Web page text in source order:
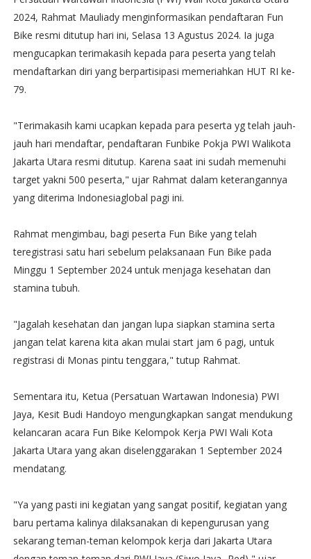
2024, Rahmat Mauliady menginformasikan pendaftaran Fun
Bike resmi ditutup hari ini, Selasa 13 Agustus 2024. Ia juga
mengucapkan terimakasih kepada para peserta yang telah
mendaftarkan diri yang berpartisipasi memeriahkan HUT RI ke-
79.
"Terimakasih kami ucapkan kepada para peserta yg telah jauh-
jauh hari mendaftar, pendaftaran Funbike Pokja PWI Walikota
Jakarta Utara resmi ditutup. Karena saat ini sudah memenuhi
target yakni 500 peserta," ujar Rahmat dalam keterangannya
yang diterima Indonesiaglobal pagi ini.
Rahmat mengimbau, bagi peserta Fun Bike yang telah
teregistrasi satu hari sebelum pelaksanaan Fun Bike pada
Minggu 1 September 2024 untuk menjaga kesehatan dan
stamina tubuh.
"Jagalah kesehatan dan jangan lupa siapkan stamina serta
jangan telat karena kita akan mulai start jam 6 pagi, untuk
registrasi di Monas pintu tenggara," tutup Rahmat.
Sementara itu, Ketua (Persatuan Wartawan Indonesia) PWI
Jaya, Kesit Budi Handoyo mengungkapkan sangat mendukung
kelancaran acara Fun Bike Kelompok Kerja PWI Wali Kota
Jakarta Utara yang akan diselenggarakan 1 September 2024
mendatang.
"Ya yang pasti ini kegiatan yang sangat positif, kegiatan yang
baru pertama kalinya dilaksanakan di kepengurusan yang
sekarang teman-teman kelompok kerja dari Jakarta Utara